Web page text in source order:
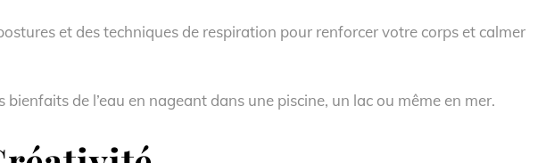
et des techniques de respiration pour renforcer votre corps et calmer
bienfaits de l’eau en nageant dans une piscine, un lac ou même en mer.